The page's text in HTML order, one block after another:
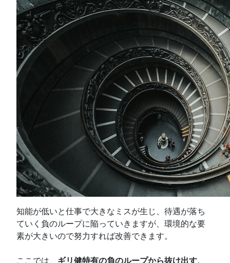
知能が低いと仕事で大きなミスが生じ、待遇が落ち
ていく負のループに陥っていきますが、環境的な要
素が大きいので努力すれば改善できます。
ここでは、 ギリ健特有の負のループから抜け出す、